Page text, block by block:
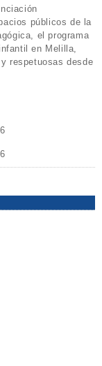
públicos de la
el programa
en Melilla,
respetuosas desde